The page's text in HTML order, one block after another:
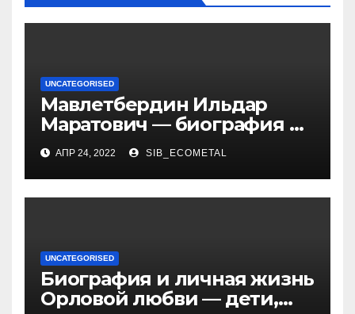
UNCATEGORISED
Мавлетбердин Ильдар
Маратович — биография и
достижения талантливого
российского политика и
бизнесмена
АПР 24, 2022 SIB_ECOMETAL
UNCATEGORISED
Биография и личная жизнь
Орловой любви — дети,